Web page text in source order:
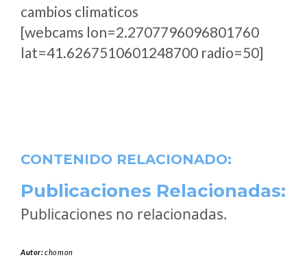
cambios climaticos
[webcams lon=2.2707796096801760
lat=41.6267510601248700 radio=50]
CONTENIDO RELACIONADO:
Publicaciones Relacionadas:
Publicaciones no relacionadas.
Autor:chomon